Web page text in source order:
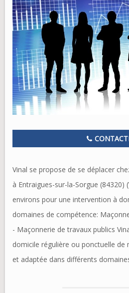
Vinal se propose de se déplacer
à Entraigues-sur-la-Sorgue (84320)
environs pour une intervention à
domaines de compétence:
- Maçonnerie de travaux publics
domicile régulière ou ponctuelle de
et adaptée dans différents